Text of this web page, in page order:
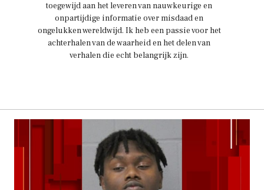
toegewijd aan het leveren van nauwkeurige en
onpartijdige informatie over misdaad en
ongelukken wereldwijd. Ik heb een passie voor het
achterhalen van de waarheid en het delen van
verhalen die echt belangrijk zijn.